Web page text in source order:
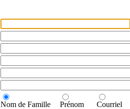
Nom de Famille Prénom Courriel